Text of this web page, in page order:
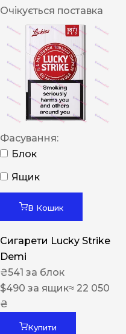
Очікується поставка
Фасування:
Блок
Ящик
В Кошик
Сигарети Lucky Strike
Demi
₴541 за блок
$490 за ящик≈ 22 050
₴
Купити